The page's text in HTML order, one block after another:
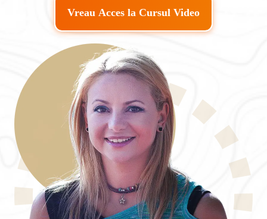
Vreau Acces la Cursul Video